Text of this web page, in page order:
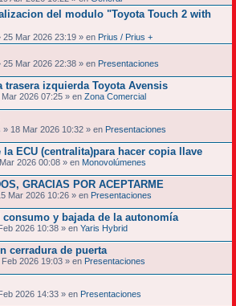
del modulo "Toyota Touch 2 with
25 Mar 2026 23:19 » en Prius / Prius +
25 Mar 2026 22:38 » en Presentaciones
trasera izquierda Toyota Avensis
Mar 2026 07:25 » en Zona Comercial
» 18 Mar 2026 10:32 » en Presentaciones
ECU (centralita)para hacer copia llave
2026 00:08 » en Monovolúmenes
GRACIAS POR ACEPTARME
Mar 2026 10:26 » en Presentaciones
y bajada de la autonomía
2026 10:38 » en Yaris Hybrid
cerradura de puerta
Feb 2026 19:03 » en Presentaciones
2026 14:33 » en Presentaciones